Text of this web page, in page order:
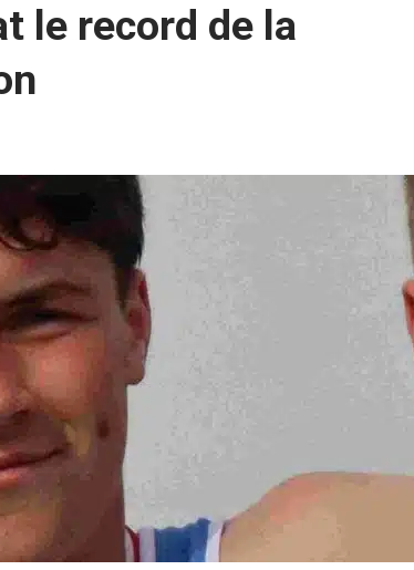
le record de la